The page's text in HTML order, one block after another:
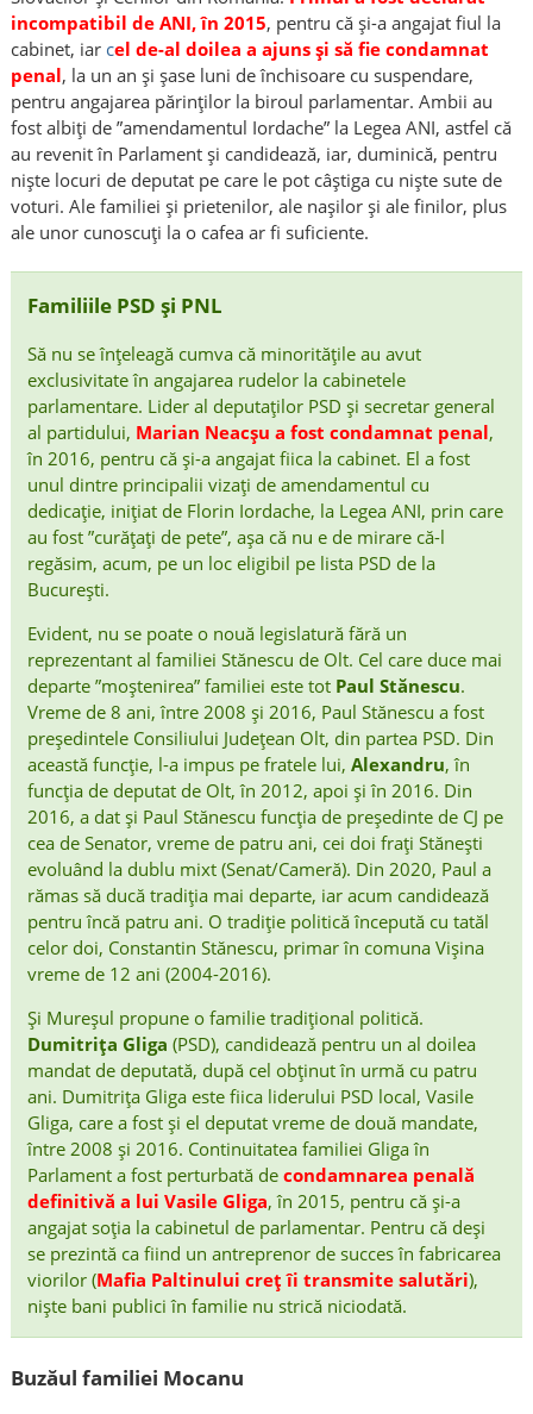
incompatibil de ANI, în 2015, pentru că și-a angajat fiul la
cabinet, iar cel de-al doilea a ajuns și să fie condamnat
penal, la un an și șase luni de închisoare cu suspendare,
pentru angajarea părinților la biroul parlamentar. Ambii au
fost albiți de ”amendamentul Iordache” la Legea ANI, astfel că
au revenit în Parlament și candidează, iar, duminică, pentru
niște locuri de deputat pe care le pot câștiga cu niște sute de
voturi. Ale familiei și prietenilor, ale nașilor și ale finilor, plus
ale unor cunoscuți la o cafea ar fi suficiente.
Familiile PSD și PNL
Să nu se înțeleagă cumva că minoritățile au avut
exclusivitate în angajarea rudelor la cabinetele
parlamentare. Lider al deputaților PSD și secretar general
al partidului, Marian Neacșu a fost condamnat penal,
în 2016, pentru că și-a angajat fiica la cabinet. El a fost
unul dintre principalii vizați de amendamentul cu
dedicație, inițiat de Florin Iordache, la Legea ANI, prin care
au fost ”curățați de pete”, așa că nu e de mirare că-l
regăsim, acum, pe un loc eligibil pe lista PSD de la
București.
Evident, nu se poate o nouă legislatură fără un
reprezentant al familiei Stănescu de Olt. Cel care duce mai
departe ”moștenirea” familiei este tot Paul Stănescu.
Vreme de 8 ani, între 2008 și 2016, Paul Stănescu a fost
președintele Consiliului Județean Olt, din partea PSD. Din
această funcție, l-a impus pe fratele lui, Alexandru, în
funcția de deputat de Olt, în 2012, apoi și în 2016. Din
2016, a dat și Paul Stănescu funcția de președinte de CJ pe
cea de Senator, vreme de patru ani, cei doi frați Stănești
evoluând la dublu mixt (Senat/Cameră). Din 2020, Paul a
rămas să ducă tradiția mai departe, iar acum candidează
pentru încă patru ani. O tradiție politică începută cu tatăl
celor doi, Constantin Stănescu, primar în comuna Vișina
vreme de 12 ani (2004-2016).
Și Mureșul propune o familie tradițional politică.
Dumitrița Gliga (PSD), candidează pentru un al doilea
mandat de deputată, după cel obținut în urmă cu patru
ani. Dumitrița Gliga este fiica liderului PSD local, Vasile
Gliga, care a fost și el deputat vreme de două mandate,
între 2008 și 2016. Continuitatea familiei Gliga în
Parlament a fost perturbată de condamnarea penală
definitivă a lui Vasile Gliga, în 2015, pentru că și-a
angajat soția la cabinetul de parlamentar. Pentru că deși
se prezintă ca fiind un antreprenor de succes în fabricarea
viorilor (Mafia Paltinului creț îi transmite salutări),
niște bani publici în familie nu strică niciodată.
Buzăul familiei Mocanu